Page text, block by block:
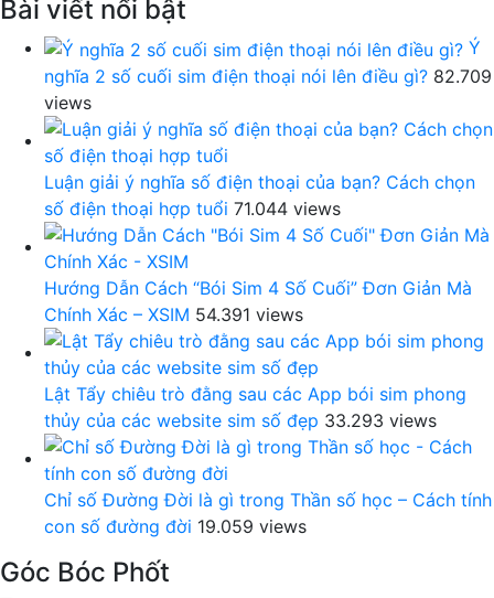
Bài viết nổi bật
Ý
nghĩa 2 số cuối sim điện thoại nói lên điều gì? 82.709
views
Luận giải ý nghĩa số điện thoại của bạn? Cách chọn
số điện thoại hợp tuổi 71.044 views
Hướng Dẫn Cách “Bói Sim 4 Số Cuối” Đơn Giản Mà
Chính Xác – XSIM 54.391 views
Lật Tẩy chiêu trò đằng sau các App bói sim phong
thủy của các website sim số đẹp 33.293 views
Chỉ số Đường Đời là gì trong Thần số học – Cách tính
con số đường đời 19.059 views
Góc Bóc Phốt